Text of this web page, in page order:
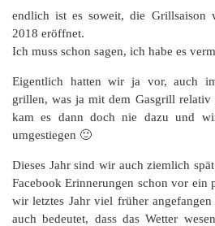
endlich ist es soweit, die Grillsaison
2018 eröffnet.
Ich muss schon sagen, ich habe es
Eigentlich hatten wir ja vor, auch
grillen, was ja mit dem Gasgrill relativ
kam es dann doch nie dazu und
umgestiegen 🙂
Dieses Jahr sind wir auch ziemlich
Facebook Erinnerungen schon vor ein
wir letztes Jahr viel früher
auch bedeutet, dass das Wetter